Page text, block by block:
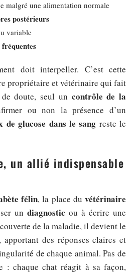
malgré une alimentation normale
postérieurs
variable
doit interpeller. C’est cette
propriétaire et vétérinaire qui fait
doute, seul un contrôle de la
ou non la présence d’un
de glucose dans le sang reste le
un allié indispensable
félin, la place duvétérinaire
un diagnostic ou à écrire une
de la maladie, il devient le
des réponses claires et
de chaque animal. Pas de
: chaque chat réagit à sa façon,